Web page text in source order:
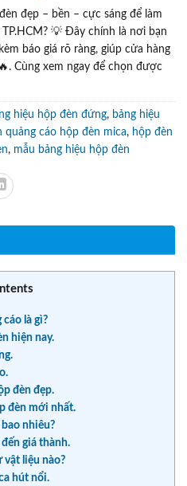
đẹp – bền – cực sáng để làm
💡 Đây chính là nơi bạn
báo giá rõ ràng, giúp cửa hàng
Cùng xem ngay để chọn được
hiệu hộp đèn đứng, bảng hiệu
quảng cáo hộp đèn mica, hộp đèn
, mẫu bảng hiệu hộp đèn
cáo là gì?
hiện nay.
đèn đẹp.
đèn mới nhất.
nhiêu?
giá thành.
vật liệu nào?
hút nổi.